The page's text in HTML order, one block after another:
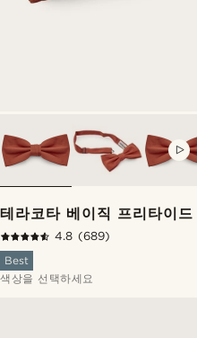
테라코타 베이직 프리타이드
4.8 (689)
Best
색상을 선택하세요